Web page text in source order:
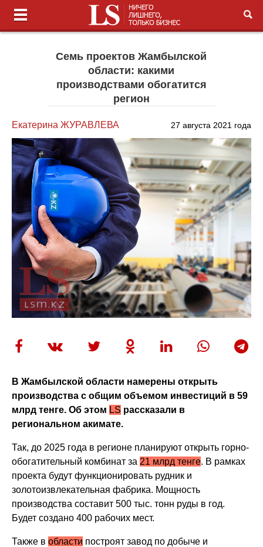
Семь проектов Жамбылской
области: какими
производствами обогатится
регион
Екатерина ЖУРАВЛЕВА 27 августа 2021 года
В Жамбылской области намерены открыть
производства с общим объемом инвестиций в 59
млрд тенге. Об этом LS рассказали в
региональном акимате.
Так, до 2025 года в регионе планируют открыть горно-
обогатительный комбинат за 21 млрд тенге. В рамках
проекта будут функционировать рудник и
золотоизвлекательная фабрика. Мощность
производства составит 500 тыс. тонн руды в год.
Будет создано 400 рабочих мест.
Также вобласти построят завод по добыче и